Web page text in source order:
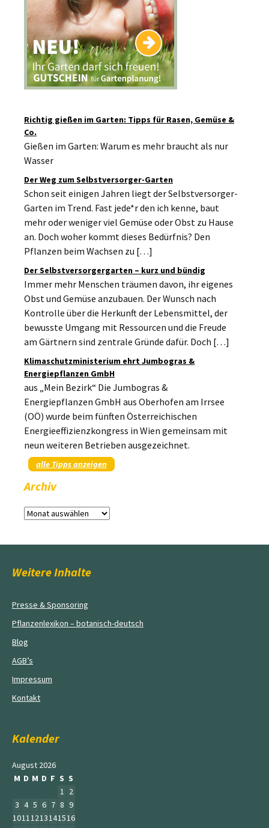
Richtig gießen im Garten: Tipps für Rasen, Gemüse &
Co.
Gießen im Garten: Warum es mehr braucht als nur
Wasser
Der Weg zum Selbstversorger-Garten
Schon seit einigen Jahren liegt der Selbstversorger-
Garten im Trend. Fast jede*r den ich kenne, baut
mehr oder weniger viel Gemüse oder Obst zu Hause
an. Doch woher kommt dieses Bedürfnis? Den
Pflanzen beim Wachsen zu […]
Der Selbstversorgergarten – kurz und bündig
Immer mehr Menschen träumen davon, ihr eigenes
Obst und Gemüse anzubauen. Der Wunsch nach
Kontrolle über die Herkunft der Lebensmittel, der
bewusste Umgang mit Ressourcen und die Freude
am Gärtnern sind zentrale Gründe dafür. Doch […]
Klimaschutzministerium ehrt Jumbogras &
Energiepflanzen GmbH
aus „Mein Bezirk“ Die Jumbogras &
Energiepflanzen GmbH aus Oberhofen am Irrsee
(OÖ) wurde beim fünften Österreichischen
Energieeffizienzkongress in Wien gemeinsam mit
neun weiteren Betrieben ausgezeichnet.
alle Tipps anzeigen
Archiv
Archiv
Weitere Inhalte
Presse & Sponsoring
Pflanzenlexikon – botanisch-deutsch
Blog
AGB’s
Impressum
Kontakt
Kalender
August 2026
M D M D F S S
1 2
3 4 5 6 7 8 9
10111213141516